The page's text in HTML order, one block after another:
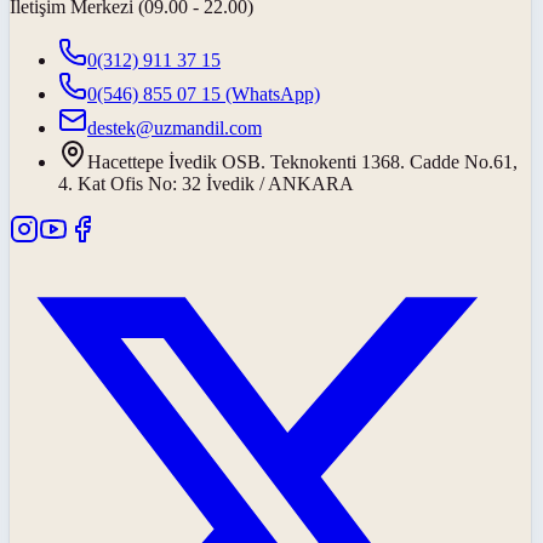
İletişim Merkezi (09.00 - 22.00)
0(312) 911 37 15
0(546) 855 07 15 (WhatsApp)
destek@uzmandil.com
Hacettepe İvedik OSB. Teknokenti 1368. Cadde No.61,
4. Kat Ofis No: 32 İvedik / ANKARA